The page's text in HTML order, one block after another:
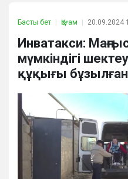
Басты бет Қоғам 20.09.2024
Инватакси:
мүмкіндігі
құқығы бұзылған